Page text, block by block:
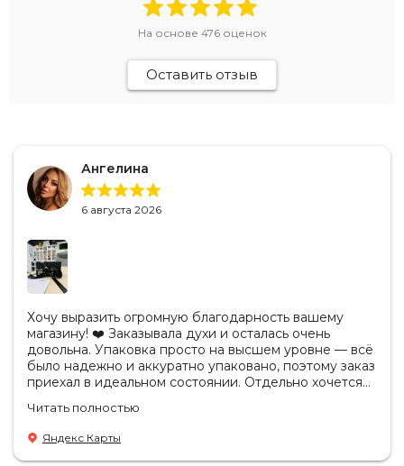
На основе 476оценок
Оставить отзыв
Ангелина
6 августа 2026
Хочу выразить огромную благодарность вашему
магазину! ❤️ Заказывала духи и осталась очень
довольна. Упаковка просто на высшем уровне — всё
было надежно и аккуратно упаковано, поэтому заказ
приехал в идеальном состоянии. Отдельно хочется
оригинальная. Аромат полностью соответствует
ожиданиям, стойкость отличная, качество
безупречное. Также приятно удивил сервис: заказ
Читать полностью
Яндекс Карты